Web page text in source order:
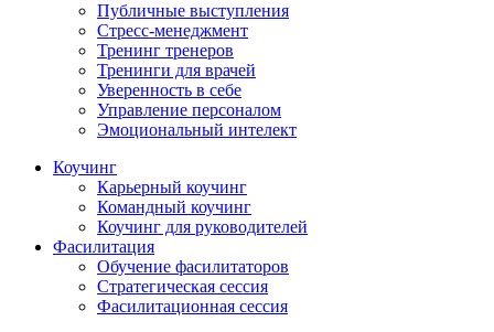
Публичные выступления
Стресс-менеджмент
Тренинг тренеров
Тренинги для врачей
Уверенность в себе
Управление персоналом
Эмоциональный интелект
Коучинг
Карьерный коучинг
Командный коучинг
Коучинг для руководителей
Фасилитация
Обучение фасилитаторов
Стратегическая сессия
Фасилитационная сессия